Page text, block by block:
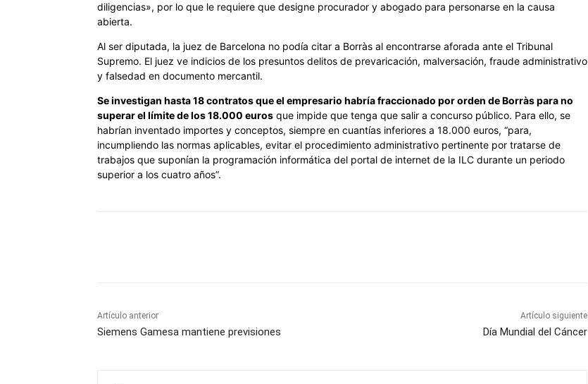
diligencias», por lo que le requiere que designe procurador y abogado para personarse en la causa
abierta.
Al ser diputada, la juez de Barcelona no podía citar a Borràs al encontrarse aforada ante el Tribunal
Supremo. El juez ve indicios de los presuntos delitos de prevaricación, malversación, fraude administrativo
y falsedad en documento mercantil.
Se investigan hasta 18 contratos que el empresario habría fraccionado por orden de Borràs para no
superar el límite de los 18.000 euros que impide que tenga que salir a concurso público. Para ello, se
habrían inventado importes y conceptos, siempre en cuantías inferiores a 18.000 euros, “para,
incumpliendo las normas aplicables, evitar el procedimiento administrativo pertinente por tratarse de
trabajos que suponían la programación informática del portal de internet de la ILC durante un periodo
superior a los cuatro años”.
Artículo anterior
Siemens Gamesa mantiene previsiones
Artículo siguiente
Día Mundial del Cáncer